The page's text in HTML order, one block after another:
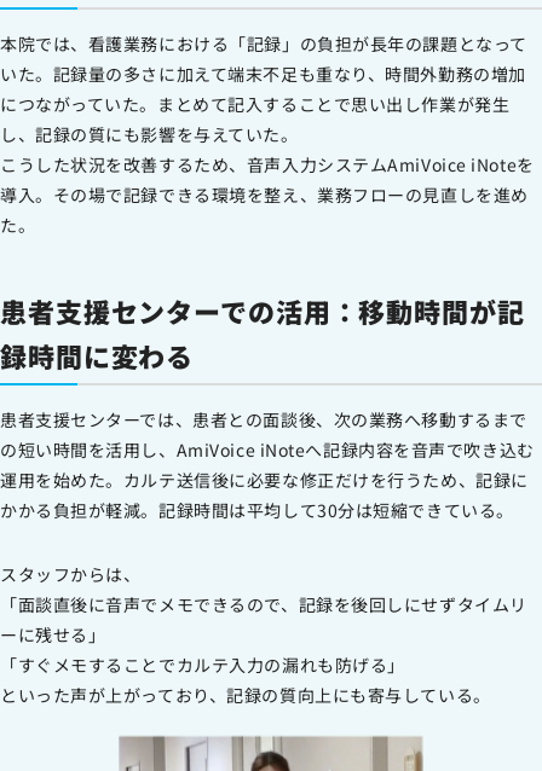
本院では、看護業務における「記録」の負担が長年の課題となって
いた。記録量の多さに加えて端末不足も重なり、時間外勤務の増加
につながっていた。まとめて記入することで思い出し作業が発生
し、記録の質にも影響を与えていた。
こうした状況を改善するため、音声入力システムAmiVoice iNoteを
導入。その場で記録できる環境を整え、業務フローの見直しを進め
た。
患者支援センターでの活用：移動時間が記
録時間に変わる
患者支援センターでは、患者との面談後、次の業務へ移動するまで
の短い時間を活用し、AmiVoice iNoteへ記録内容を音声で吹き込む
運用を始めた。カルテ送信後に必要な修正だけを行うため、記録に
かかる負担が軽減。記録時間は平均して30分は短縮できている。
スタッフからは、
「面談直後に音声でメモできるので、記録を後回しにせずタイムリ
ーに残せる」
「すぐメモすることでカルテ入力の漏れも防げる」
といった声が上がっており、記録の質向上にも寄与している。